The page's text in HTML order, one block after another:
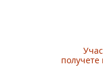
получете